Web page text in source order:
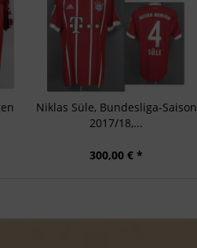
Niklas Süle, Bundesliga-Saison
2017/18,...
300,00 € *